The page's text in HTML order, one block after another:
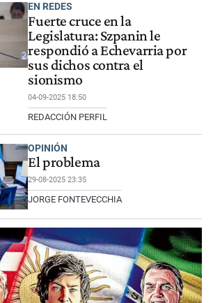
EN REDES
Fuerte cruce en la
Legislatura: Szpanin le
respondió a Echevarria por
sus dichos contra el
sionismo
04-09-2025 18:50
REDACCIÓN PERFIL
OPINIÓN
El problema
29-08-2025 23:35
JORGE FONTEVECCHIA